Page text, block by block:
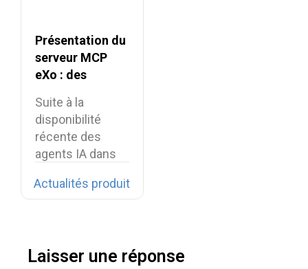
Présentation du
serveur MCP
eXo : des
sécurisées pour
la digital
workplace
Suite à la
disponibilité
récente des
agents IA dans
nous…
Actualités produit
Laisser une réponse